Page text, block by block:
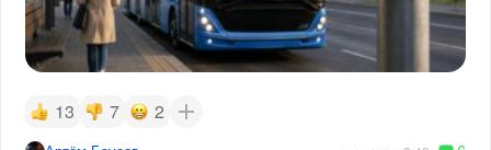
13 7 2